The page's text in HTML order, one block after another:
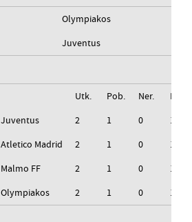
Olympiakos
Juventus
Utk. Pob. Ner.
Izg.
Juventus 2 1 0
1
Atletico Madrid 2 1 0
1
Malmo FF 2 1 0
1
Olympiakos 2 1 0 1